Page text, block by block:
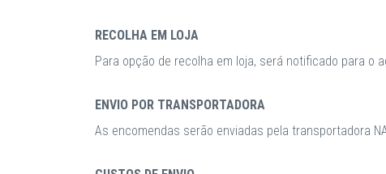
RECOLHA EM LOJA
Para opção de recolha em loja, será notificado para o
ENVIO POR TRANSPORTADORA
As encomendas serão enviadas pela transportadora